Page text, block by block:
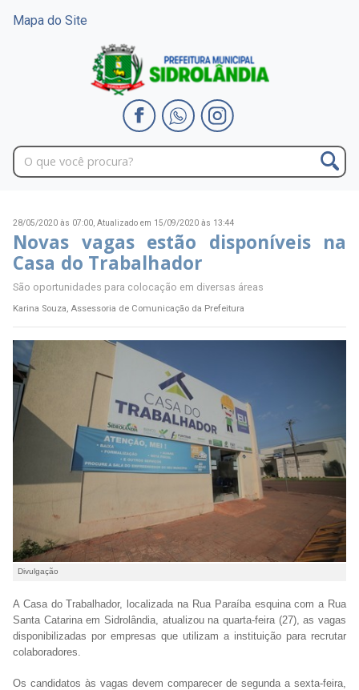
Mapa do Site
28/05/2020 às 07:00, Atualizado em 15/09/2020 às 13:44
Novas vagas estão disponíveis na
Casa do Trabalhador
São oportunidades para colocação em diversas áreas
Karina Souza, Assessoria de Comunicação da Prefeitura
Divulgação
A Casa do Trabalhador, localizada na Rua Paraíba esquina com a Rua
Santa Catarina em Sidrolândia, atualizou na quarta-feira (27), as vagas
disponibilizadas por empresas que utilizam a instituição para recrutar
colaboradores.
Os candidatos às vagas devem comparecer de segunda a sexta-feira,